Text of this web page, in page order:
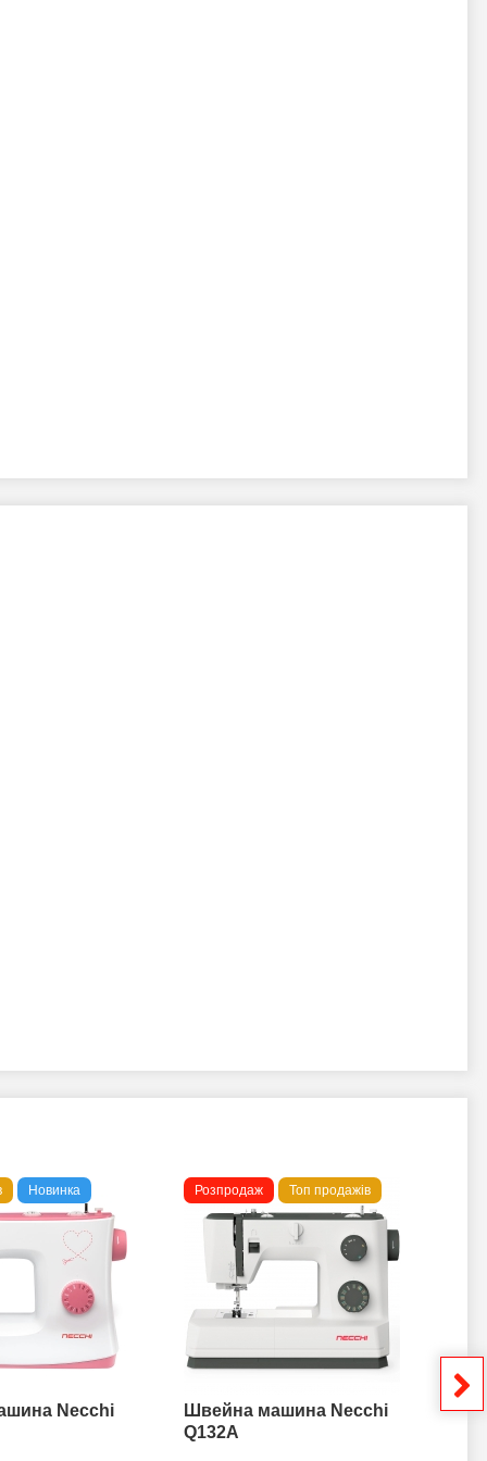
Новинка
Necchi
Розпродаж Топ продажів
Швейна машина Necchi
Q132A